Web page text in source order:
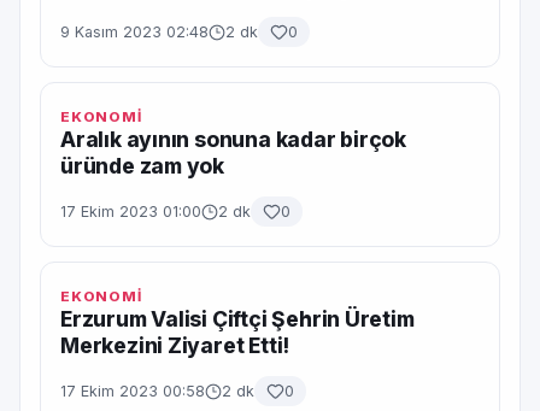
9 Kasım 2023 02:48 2 dk 0
EKONOMİ
Aralık ayının sonuna kadar birçok
üründe zam yok
17 Ekim 2023 01:00 2 dk 0
EKONOMİ
Erzurum Valisi Çiftçi Şehrin Üretim
Merkezini Ziyaret Etti!
17 Ekim 2023 00:58 2 dk 0